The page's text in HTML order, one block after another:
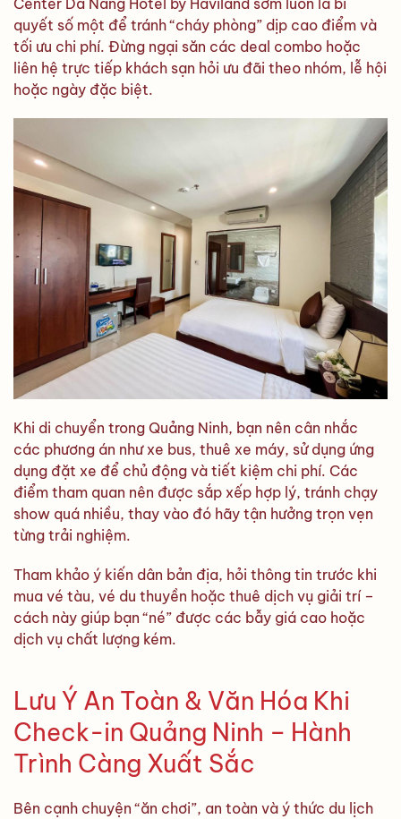
Center Da Nang Hotel by Haviland sớm luôn là bí
quyết số một để tránh “cháy phòng” dịp cao điểm và
tối ưu chi phí. Đừng ngại săn các deal combo hoặc
liên hệ trực tiếp khách sạn hỏi ưu đãi theo nhóm, lễ hội
hoặc ngày đặc biệt.
Khi di chuyển trong Quảng Ninh, bạn nên cân nhắc
các phương án như xe bus, thuê xe máy, sử dụng ứng
dụng đặt xe để chủ động và tiết kiệm chi phí. Các
điểm tham quan nên được sắp xếp hợp lý, tránh chạy
show quá nhiều, thay vào đó hãy tận hưởng trọn vẹn
từng trải nghiệm.
Tham khảo ý kiến dân bản địa, hỏi thông tin trước khi
mua vé tàu, vé du thuyền hoặc thuê dịch vụ giải trí –
cách này giúp bạn “né” được các bẫy giá cao hoặc
dịch vụ chất lượng kém.
Lưu Ý An Toàn & Văn Hóa Khi
Check-in Quảng Ninh – Hành
Trình Càng Xuất Sắc
Bên cạnh chuyện “ăn chơi”, an toàn và ý thức du lịch